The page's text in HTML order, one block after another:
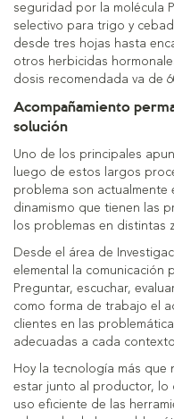
seguridad por la molécula
selectivo para trigo y
desde tres hojas hasta
otros herbicidas
dosis recomendada va de
Acompañamiento
solución
Uno de los principales
luego de estos largos
problema son actualmente
dinamismo que tienen las
los problemas en distintas
Desde el área de
elemental la comunicación
Preguntar, escuchar,
como forma de trabajo el
clientes en las
adecuadas a cada contexto.
Hoy la tecnología más que
estar junto al productor, lo
uso eficiente de las